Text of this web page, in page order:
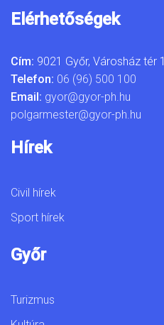
Elérhetőségek
Cím: 9021 Győr, Városház tér 1.
Telefon: 06 (96) 500 100
Email: gyor@gyor-ph.hu
polgarmester@gyor-ph.hu
Hírek
Civil hírek
Sport hírek
Győr
Turizmus